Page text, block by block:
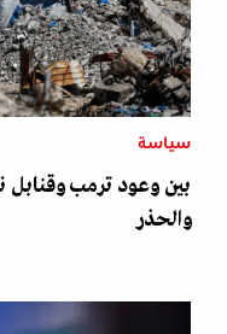
سياسة
بين وعود ترمب وقنابل
والحذر